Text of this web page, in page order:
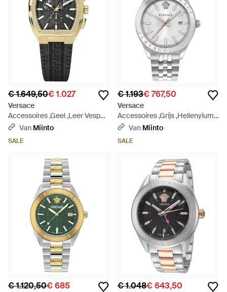
€ 1.649,50€ 1.027
Versace
Accessoires ,Geel ,Leer Vesp
00324 Tonneau Chronograaf -
Van Miinto
SALE
€ 1.193€ 767,50
Versace
Accessoires ,Grijs ,Hellenyium
Horloge - Metallic
Van Miinto
SALE
€ 1.120,50€ 685 € 1.048€ 643,50